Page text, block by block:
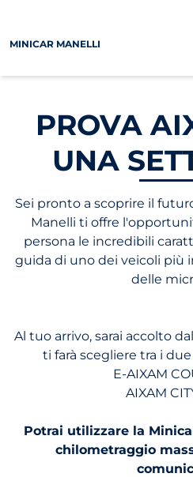
MINICAR MANELLI
PROVA
UNA
Sei pronto a scoprire il
Manelli ti offre
persona le incredibili
guida di uno dei veicoli più
delle
Al tuo arrivo, sarai accolto
ti farà scegliere tra i
E-AIXAM
AIXAM
Potrai utilizzare la
chilometraggio